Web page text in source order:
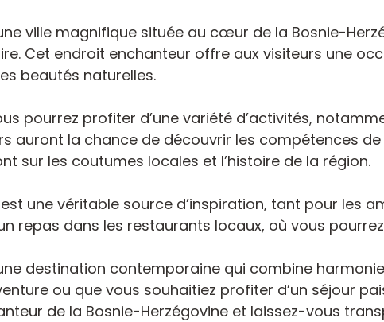
ville magnifique située au cœur de la Bosnie-
Cet endroit enchanteur offre aux visiteurs une
beautés naturelles.
pourrez profiter d’une variété d’activités,
auront la chance de découvrir les compétences
sur les coutumes locales et l’histoire de la région.
une véritable source d’inspiration, tant pour les
repas dans les restaurants locaux, où vous
destination contemporaine qui combine
ou que vous souhaitiez profiter d’un séjour
de la Bosnie-Herzégovine et laissez-vous